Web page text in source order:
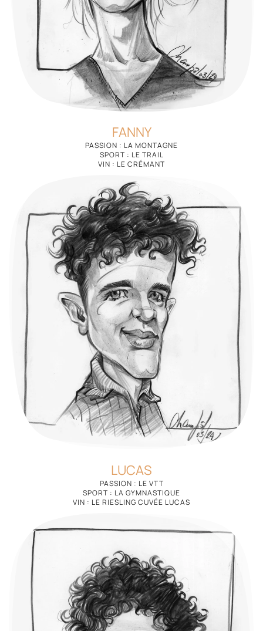
FANNY
PASSION : LA MONTAGNE
SPORT : LE TRAIL
VIN : LE CRÉMANT
LUCAS
PASSION : LE VTT
SPORT : LA GYMNASTIQUE
VIN : LE RIESLING CUVÉE LUCAS